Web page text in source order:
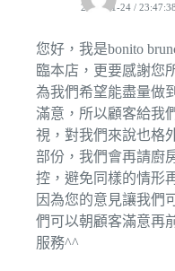
2011-01-24 / 23:47:38
您好，我是bonito
臨本店，更要感謝您
為我們希望能盡量做
滿意，所以顧客給我
視，對我們來說也格
部份，我們會再請廚
控，避免同樣的情形
因為您的意見讓我們
們可以朝顧客滿意再
服務^^